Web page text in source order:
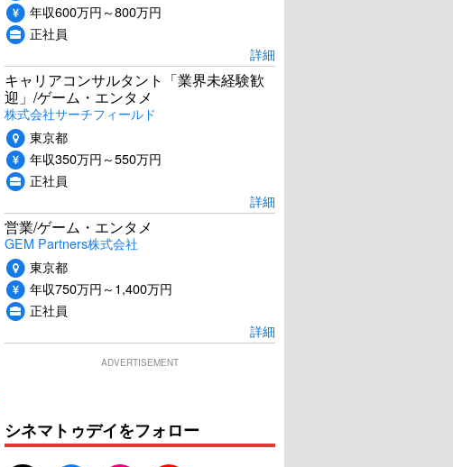
年収600万円～800万円
正社員
詳細
キャリアコンサルタント「業界未経験歓
迎」/ゲーム・エンタメ
株式会社サーチフィールド
東京都
年収350万円～550万円
正社員
詳細
営業/ゲーム・エンタメ
GEM Partners株式会社
東京都
年収750万円～1,400万円
正社員
詳細
ADVERTISEMENT
シネマトゥデイをフォロー